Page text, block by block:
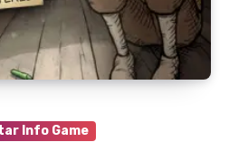
Info Game